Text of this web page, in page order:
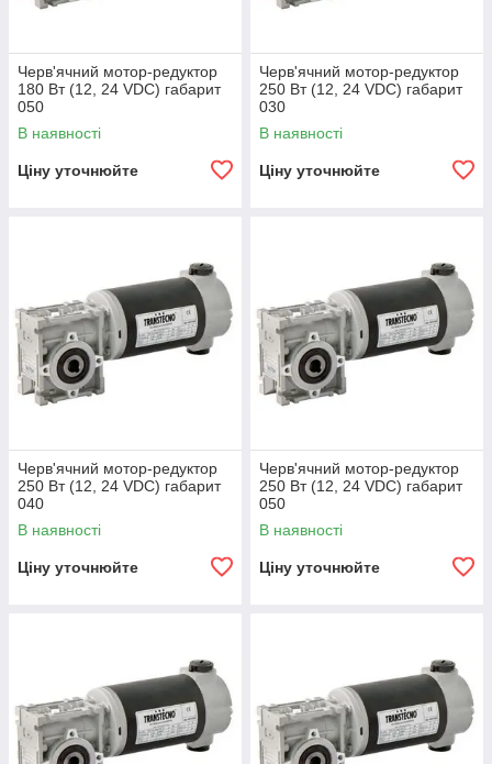
Черв'ячний мотор-редуктор
180 Вт (12, 24 VDC) габарит
050
В наявності
Ціну уточнюйте
Черв'ячний мотор-редуктор
250 Вт (12, 24 VDC) габарит
030
В наявності
Ціну уточнюйте
Черв'ячний мотор-редуктор
250 Вт (12, 24 VDC) габарит
040
В наявності
Ціну уточнюйте
Черв'ячний мотор-редуктор
250 Вт (12, 24 VDC) габарит
050
В наявності
Ціну уточнюйте